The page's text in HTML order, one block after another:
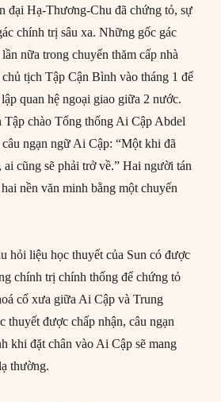
đại Hạ-Thương-Chu đã chứng tỏ, sự
chính trị sâu xa. Những gốc gác
nữa trong chuyến thăm cấp nhà
tịch Tập Cận Bình vào tháng 1 để
quan hệ ngoại giao giữa 2 nước.
chào Tổng thống Ai Cập Abdel
ngạn ngữ Ai Cập: “Một khi đã
cũng sẽ phải trở về.” Hai người tán
nền văn minh bằng một chuyến
hỏi liệu học thuyết của Sun có được
chính trị chính thống để chứng tỏ
cổ xưa giữa Ai Cập và Trung
thuyết được chấp nhận, câu ngạn
khi đặt chân vào Ai Cập sẽ mang
thường.